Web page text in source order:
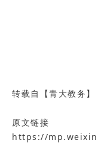
转载自【青大教务】
原文链接
https://